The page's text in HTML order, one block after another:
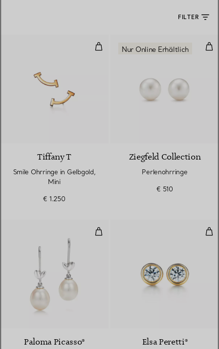
FILTER
Smile Ohrringe in Gelbgold, Mini
Tiffany T
Smile Ohrringe in Gelbgold,
Mini
€ 1.250
Nur Online Erhältlich
Ziegfeld Collection
Perlenohrringe
€ 510
Olive Leaf Ohrhänger
Paloma Picasso® Elsa Peretti®